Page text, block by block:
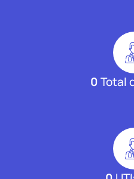
0Total